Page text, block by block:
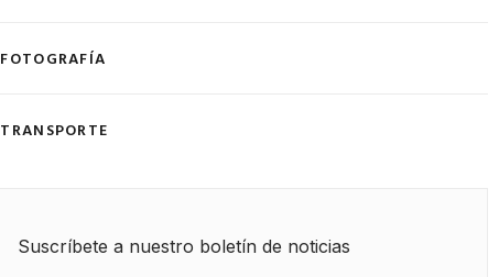
FOTOGRAFÍA
TRANSPORTE
Suscríbete a nuestro boletín de noticias